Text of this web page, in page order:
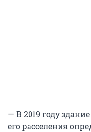
— В 2019 году
его расселения